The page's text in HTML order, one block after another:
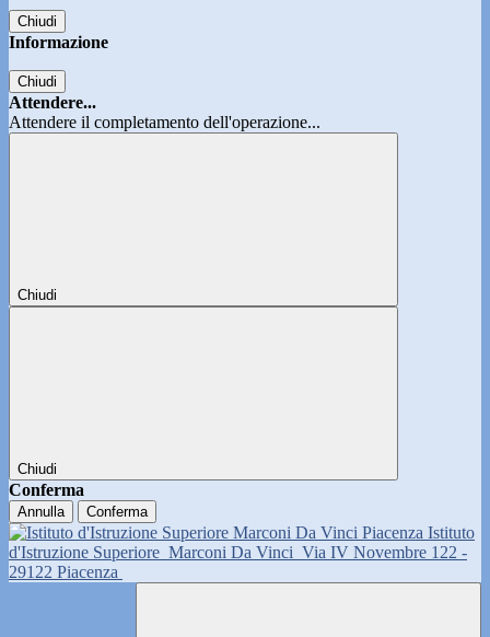
Chiudi
Informazione
Chiudi
Attendere...
Attendere il completamento dell'operazione...
Chiudi
Chiudi
Conferma
Annulla Conferma
Istituto
d'Istruzione Superiore Marconi Da Vinci Via IV Novembre 122 -
29122 Piacenza